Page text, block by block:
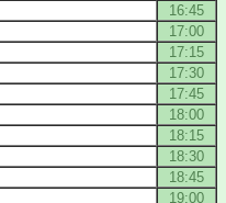
16:45
17:00
17:15
17:30
17:45
18:00
18:15
18:30
18:45
19:00